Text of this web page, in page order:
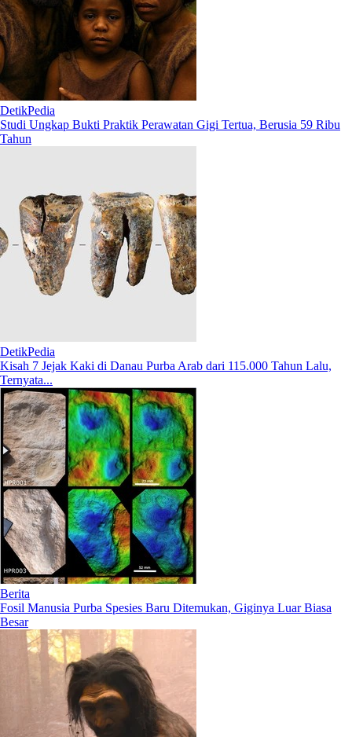
DetikPedia
Studi Ungkap Bukti Praktik Perawatan Gigi Tertua, Berusia 59 Ribu
Tahun
DetikPedia
Kisah 7 Jejak Kaki di Danau Purba Arab dari 115.000 Tahun Lalu,
Ternyata...
Berita
Fosil Manusia Purba Spesies Baru Ditemukan, Giginya Luar Biasa
Besar